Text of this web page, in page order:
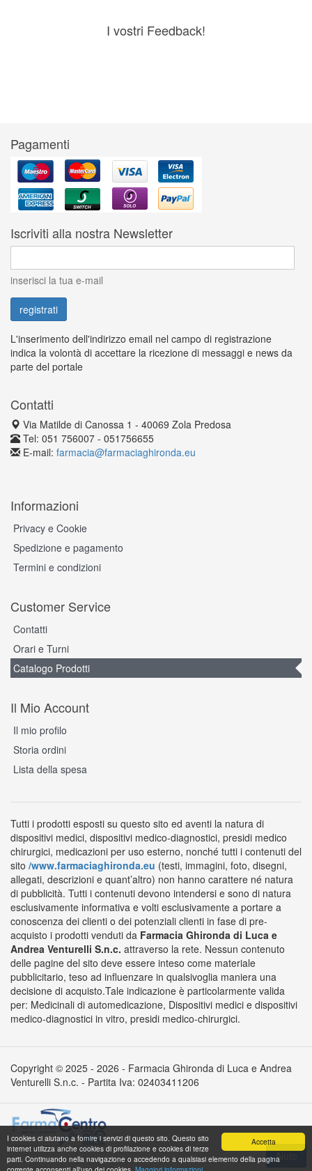
Accetta
I cookies ci aiutano a fornire i servizi di questo sito. Questo sito
internet utilizza anche cookies di profilazione e cookies di terze
parti. Continuando nella navigazione o accedendo a qualsiasi elemento della pagina
I vostri Feedback!
Pagamenti
Iscriviti alla nostra Newsletter
inserisci la tua e-mail
L'inserimento dell'indirizzo email nel campo di registrazione
indica la volontà di accettare la ricezione di messaggi e news da
parte del portale
Contatti
Via Matilde di Canossa 1 - 40069 Zola Predosa
Tel: 051 756007 - 051756655
E-mail: farmacia@farmaciaghironda.eu
Informazioni
Privacy e Cookie
Spedizione e pagamento
Termini e condizioni
Customer Service
Contatti
Orari e Turni
Catalogo Prodotti
Il Mio Account
Il mio profilo
Storia ordini
Lista della spesa
Tutti i prodotti esposti su questo sito ed aventi la natura di
dispositivi medici, dispositivi medico-diagnostici, presidi medico
chirurgici, medicazioni per uso esterno, nonché tutti i contenuti del
sito /www.farmaciaghironda.eu (testi, immagini, foto, disegni,
allegati, descrizioni e quant’altro) non hanno carattere né natura
di pubblicità. Tutti i contenuti devono intendersi e sono di natura
esclusivamente informativa e volti esclusivamente a portare a
conoscenza dei clienti o dei potenziali clienti in fase di pre-
acquisto i prodotti venduti da Farmacia Ghironda di Luca e
Andrea Venturelli S.n.c. attraverso la rete. Nessun contenuto
delle pagine del sito deve essere inteso come materiale
pubblicitario, teso ad influenzare in qualsivoglia maniera una
decisione di acquisto.Tale indicazione è particolarmente valida
per: Medicinali di automedicazione, Dispositivi medici e dispositivi
medico-diagnostici in vitro, presidi medico-chirurgici.
Copyright © 2025 - 2026 - Farmacia Ghironda di Luca e Andrea
Venturelli S.n.c. - Partita Iva: 02403411206